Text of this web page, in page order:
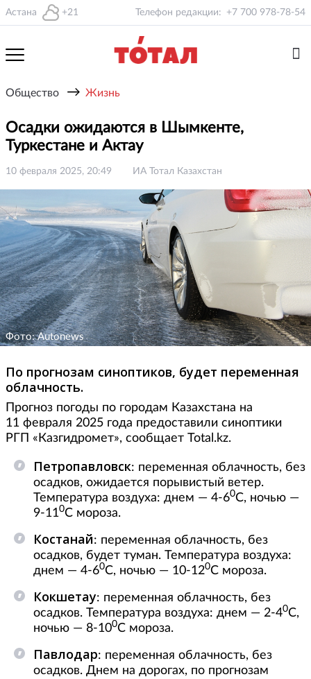
Астана +21 Телефон редакции: +7 700 978-78-54
Общество → Жизнь
Осадки ожидаются в Шымкенте,
Туркестане и Актау
10 февраля 2025, 20:49 ИА Тотал Казахстан
Фото: Autonews
По прогнозам синоптиков, будет переменная
облачность.
Прогноз погоды по городам Казахстана на
11 февраля 2025 года предоставили синоптики
РГП «Казгидромет», сообщает Total.kz.
Петропавловск: переменная облачность, без
осадков, ожидается порывистый ветер.
Температура воздуха: днем — 4-60С, ночью —
9-110С мороза.
Костанай: переменная облачность, без
осадков, будет туман. Температура воздуха:
днем — 4-60С, ночью — 10-120С мороза.
Кокшетау: переменная облачность, без
осадков. Температура воздуха: днем — 2-40С,
ночью — 8-100С мороза.
Павлодар: переменная облачность, без
осадков. Днем на дорогах, по прогнозам